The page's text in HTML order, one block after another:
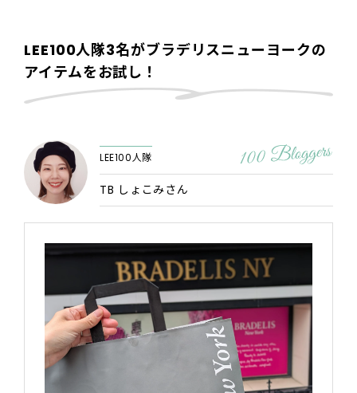
LEE100人隊3名がブラデリスニューヨークの
アイテムをお試し！
LEE100人隊
TB しょこみさん